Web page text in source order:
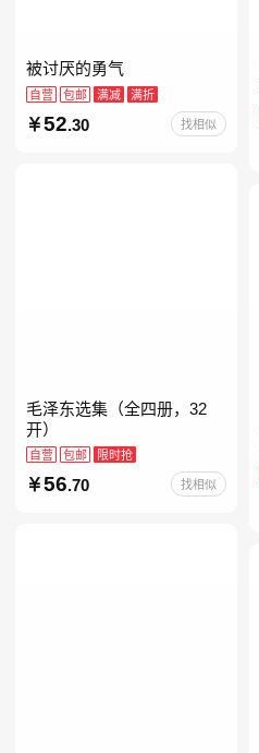
被讨厌的勇气
自营 包邮 满减 满折
52.30 找相似
毛泽东选集（全四册，32
开）
自营 包邮 限时抢
56.70 找相似